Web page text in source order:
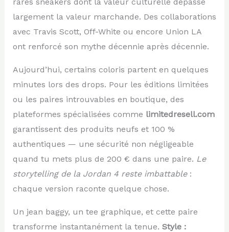
largement la valeur marchande. Des collaborations
avec Travis Scott, Off-White ou encore Union LA
ont renforcé son mythe décennie après décennie.
Aujourd’hui, certains coloris partent en quelques
minutes lors des drops. Pour les éditions limitées
ou les paires introuvables en boutique, des
plateformes spécialisées comme limitedresell.com
garantissent des produits neufs et 100 %
authentiques — une sécurité non négligeable
quand tu mets plus de 200 € dans une paire. Le
storytelling de la Jordan 4 reste imbattable:
chaque version raconte quelque chose.
Un jean baggy, un tee graphique, et cette paire
transforme instantanément la tenue. Style :